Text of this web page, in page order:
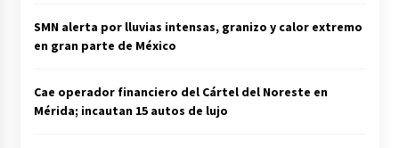
SMN alerta por lluvias intensas, granizo y calor extremo
en gran parte de México
Cae operador financiero del Cártel del Noreste en
Mérida; incautan 15 autos de lujo